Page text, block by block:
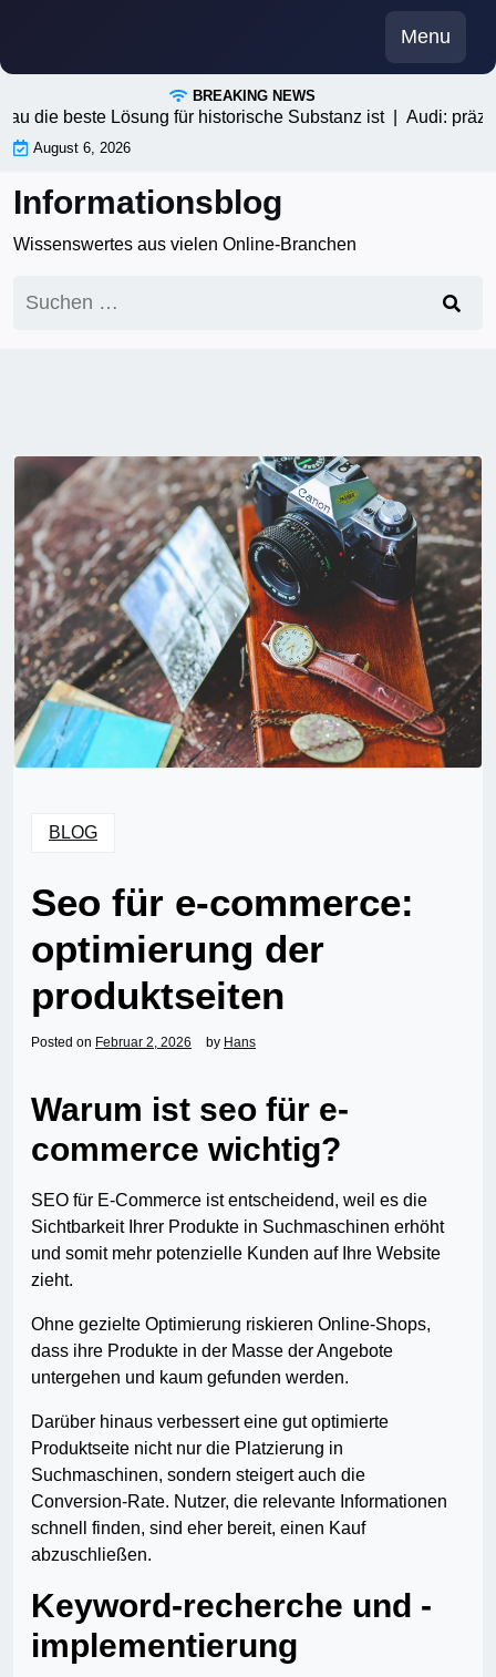
content
Menu
BREAKING NEWS
beste Lösung für historische Substanz ist |Audi:
August 6, 2026
Informationsblog
Wissenswertes aus vielen Online-Branchen
nach:
BLOG
Seo für e-commerce:
optimierung der
produktseiten
Posted on Februar 2, 2026 by Hans
Warum ist seo für e-
commerce wichtig?
SEO für E-Commerce ist entscheidend, weil es die
Sichtbarkeit Ihrer Produkte in Suchmaschinen erhöht
und somit mehr potenzielle Kunden auf Ihre Website
zieht.
Ohne gezielte Optimierung riskieren Online-Shops,
dass ihre Produkte in der Masse der Angebote
untergehen und kaum gefunden werden.
Darüber hinaus verbessert eine gut optimierte
Produktseite nicht nur die Platzierung in
Suchmaschinen, sondern steigert auch die
Conversion-Rate. Nutzer, die relevante Informationen
schnell finden, sind eher bereit, einen Kauf
abzuschließen.
Keyword-recherche und -
implementierung